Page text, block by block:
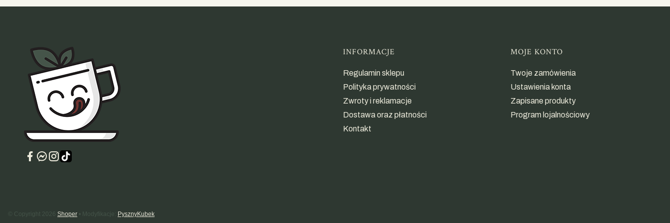
Linki w stopce
INFORMACJE
Regulamin sklepu
Polityka prywatności
Zwroty i reklamacje
Dostawa oraz płatności
Kontakt
MOJE KONTO
Twoje zamówienia
Ustawienia konta
Zapisane produkty
Program lojalnościowy
© Copyright 2026 Shoper • Modyfikacje: PysznyKubek